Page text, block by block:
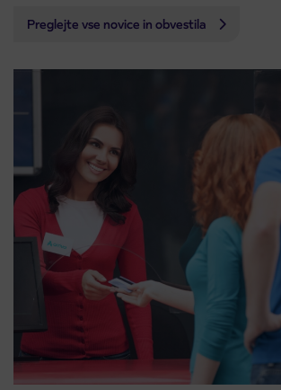
Preglejte vse novice in obvestila